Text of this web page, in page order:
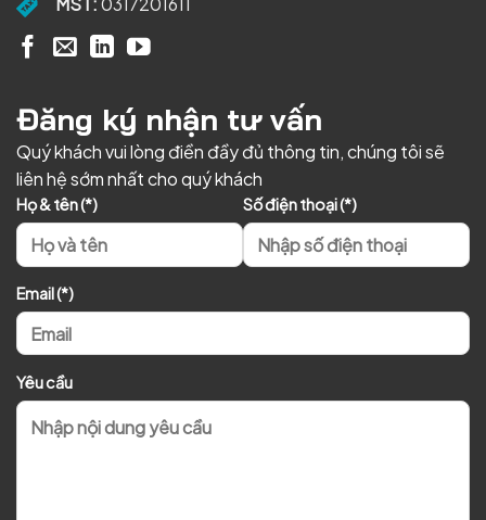
Đăng ký nhận tư vấn
Quý khách vui lòng điền đầy đủ thông tin, chúng tôi sẽ
liên hệ sớm nhất cho quý khách
Họ & tên (*) Số điện thoại (*)
Email (*)
Yêu cầu